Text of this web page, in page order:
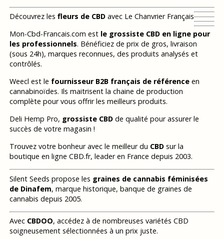
Découvrez les fleurs de CBDavec Le Chanvrier Français
Mon-Cbd-Francais.com est le grossiste CBD en ligne pour
les professionnels. Bénéficiez de prix de gros, livraison
(sous 24h), marques reconnues, des produits analysés et
contrôlés.
Weecl est le fournisseur B2B français de référenceen
cannabinoïdes. Ils maitrisent la chaine de production
complète pour vous offrir les meilleurs produits.
Deli Hemp Pro, grossiste CBDde qualité pour assurer le
succès de votre magasin !
Trouvez votre bonheur avec le meilleur du CBDsur la
boutique en ligne CBD.fr, leader en France depuis 2003.
Silent Seeds propose les graines de cannabis féminisées
de Dinafem, marque historique, banque de graines de
cannabis depuis 2005.
Avec CBDOO, accédez à de nombreuses variétés CBD
soigneusement sélectionnées à un prix juste.